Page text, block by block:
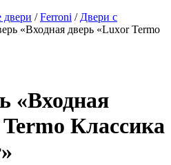
/Ferroni / Двери с
«Входная дверь «Luxor Termo
«Входная
Классика